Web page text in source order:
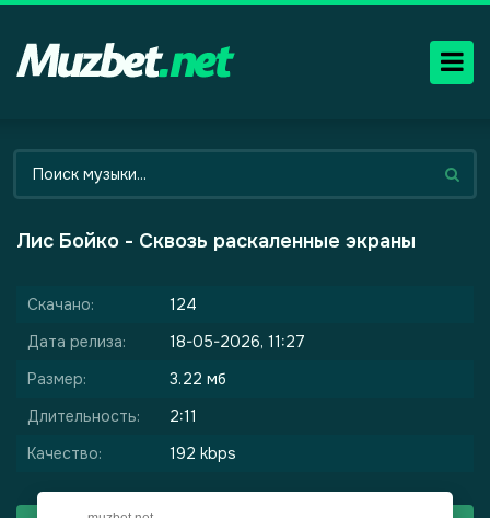
Лис Бойко - Сквозь раскаленные экраны
Скачано:
124
Дата релиза:
18-05-2026, 11:27
Размер:
3.22 мб
Длительность:
2:11
Качество:
192 kbps